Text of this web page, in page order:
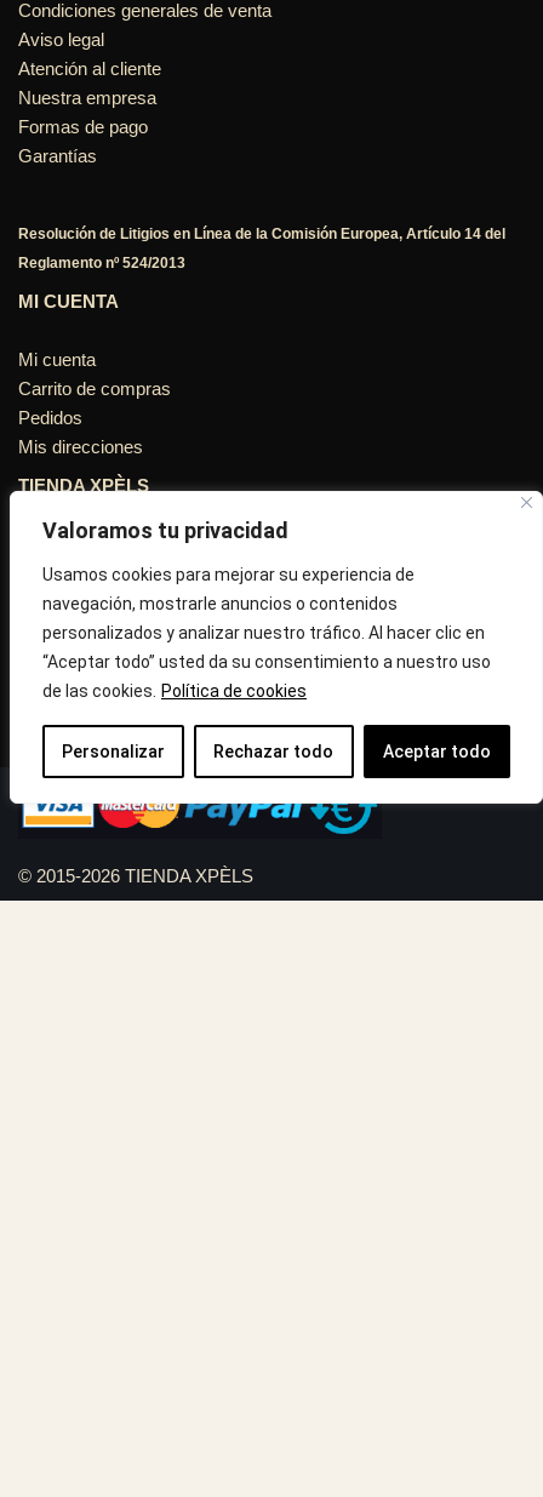
Valoramos tu privacidad
Usamos cookies para mejorar su experiencia de
navegación, mostrarle anuncios o contenidos
personalizados y analizar nuestro tráfico. Al hacer clic en
“Aceptar todo” usted da su consentimiento a nuestro uso
de las cookies.
Política de cookies
Personalizar Rechazar todo Aceptar todo
Condiciones generales de venta
Aviso legal
Atención al cliente
Nuestra empresa
Formas de pago
Garantías
Resolución de Litigios en Línea de la Comisión Europea, Artículo 14 del
Reglamento nº 524/2013
MI CUENTA
Mi cuenta
Carrito de compras
Pedidos
Mis direcciones
TIENDA XPÈLS
Avinguda Molins de Rei Nº 3
08755, Barcelona, Cataluña, España
Horario: Lun-Vie 09:30h a 13:30h y 16:45h a 20:00h - Sab
10:30h a 14:.00h
Correo:info@tiendaxpels.com
© 2015-2026 TIENDA XPÈLS